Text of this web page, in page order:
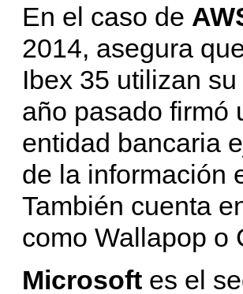
En el caso de
2014, asegura
Ibex 35 utilizan
año pasado firmó
entidad bancaria
de la información
También cuenta
como Wallapop o
Microsoft es el